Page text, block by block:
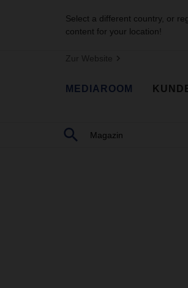
Select a different country, or
content for your location!
Zur Website
MEDIAROOM